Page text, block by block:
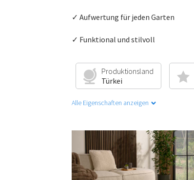
✓ Aufwertung für jeden Garten
✓ Funktional und stilvoll
Produktionsland
Türkei
Alle Eigenschaften anzeigen